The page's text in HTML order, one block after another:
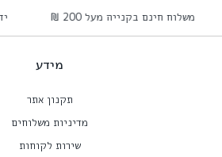
משלוח חינם בקנייה מעל 200 ₪
מידע
תקנון אתר
מדיניות משלוחים
שירות לקוחות